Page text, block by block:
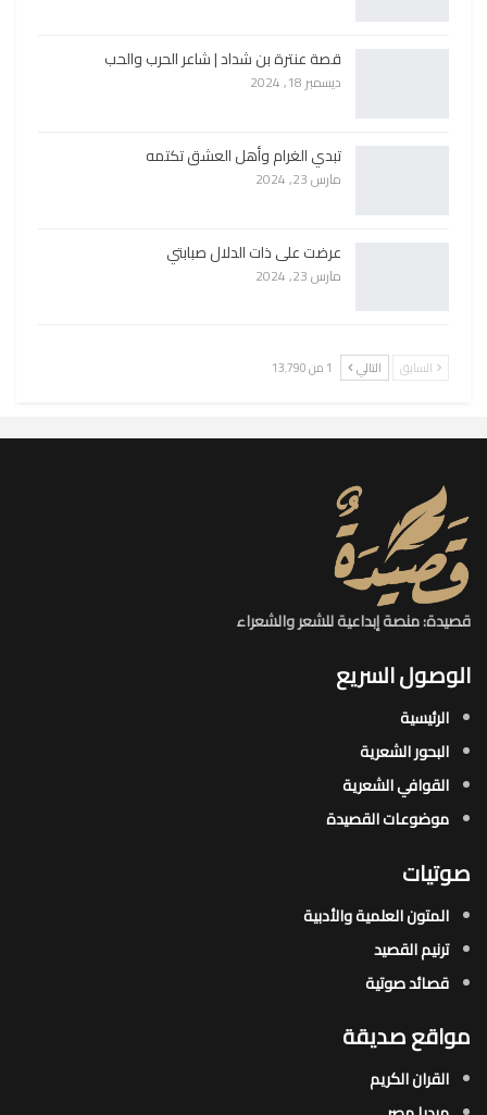
قصة عنترة بن شداد | شاعر الحرب والحب
ديسمبر 18, 2024
تبدي الغرام وأهل العشق تكتمه
مارس 23, 2024
عرضت على ذات الدلال صبابتي
مارس 23, 2024
السابق التالي 1 من 13٬790
قصيدة: منصة إبداعية للشعر والشعراء
الوصول السريع
الرئيسية
البحور الشعرية​
القوافي الشعرية​
موضوعات القصيدة​
صوتيات
المتون العلمية والأدبية
ترنيم القصيد
قصائد صوتية
مواقع صديقة
القران الكريم